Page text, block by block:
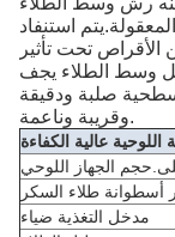
استنفاد
تحت تأثير
وسط الطلاء يجف
صلبة ودقيقة
وقريبة وناعمة.
الجهاز اللوحي
أسطوانة طلاء السكر
مدخل التغذية ضياء